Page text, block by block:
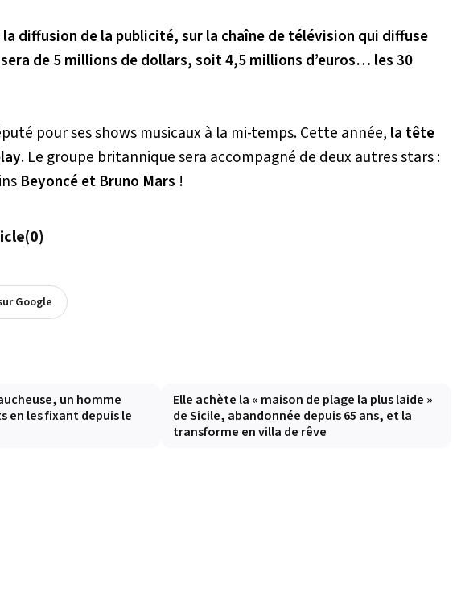
diffusion de la publicité, sur la chaîne de télévision qui diffuse
sera de 5 millions de dollars, soit 4,5 millions d’euros… les 30
pour ses shows musicaux à la mi-temps. Cette année, la tête
. Le groupe britannique sera accompagné de deux autres stars :
Beyoncé et Bruno Mars !
(0)
Google
un homme
en les fixant depuis le
Elle achète la « maison de plage la plus laide »
de Sicile, abandonnée depuis 65 ans, et la
transforme en villa de rêve